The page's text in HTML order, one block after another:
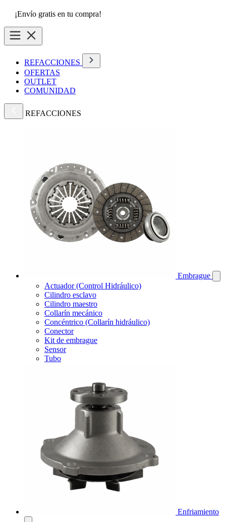
¡Envío gratis en tu compra!
REFACCIONES
OFERTAS
OUTLET
COMUNIDAD
REFACCIONES
Embrague
Actuador (Control Hidráulico)
Cilindro esclavo
Cilindro maestro
Collarín mecánico
Concéntrico (Collarín hidráulico)
Conector
Kit de embrague
Sensor
Tubo
Enfriamiento